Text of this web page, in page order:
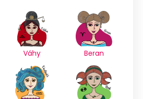
Váhy Beran